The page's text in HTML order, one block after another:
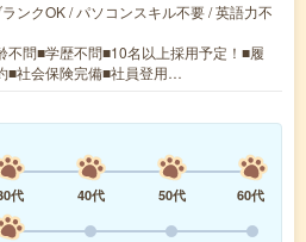
ンクOK / パソコンスキル不要 / 英語力不
不問■学歴不問■10名以上採用予定！■履
■社会保険完備■社員登用…
代 40代 50代
60代